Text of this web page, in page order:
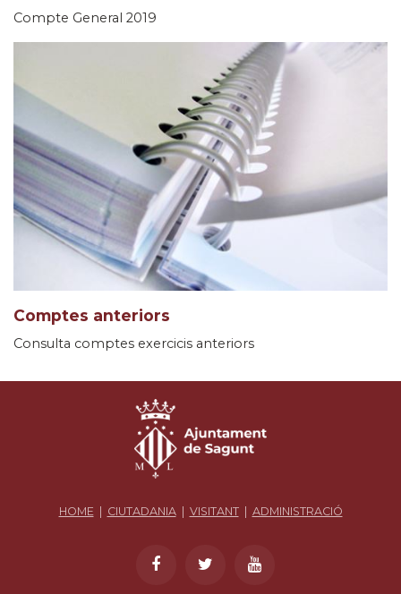
Compte General 2019
Comptes anteriors
Consulta comptes exercicis anteriors
HOME| CIUTADANIA| VISITANT| ADMINISTRACIÓ